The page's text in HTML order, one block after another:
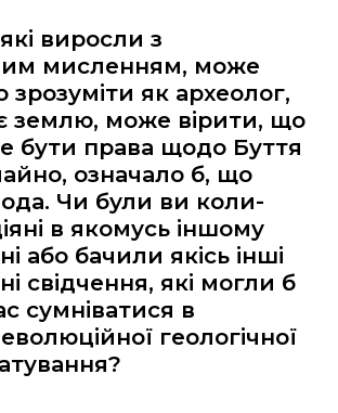
виросли з
мисленням, може
зрозуміти як археолог,
землю, може вірити, що
бути права щодо Буття
означало б, що
Чи були ви коли-
в якомусь іншому
або бачили якісь інші
свідчення, які могли б
сумніватися в
геологічної